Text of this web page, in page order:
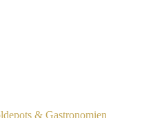
& Gastronomien